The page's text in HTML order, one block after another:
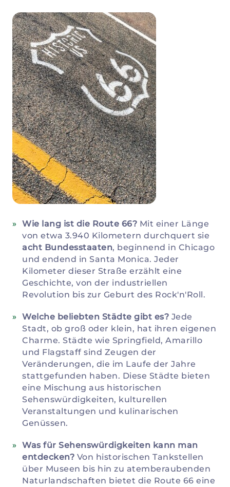
Wie lang ist die Route 66? Mit einer Länge
von etwa 3.940 Kilometern durchquert sie
acht Bundesstaaten, beginnend in Chicago
und endend in Santa Monica. Jeder
Kilometer dieser Straße erzählt eine
Geschichte, von der industriellen
Revolution bis zur Geburt des Rock'n'Roll.
Welche beliebten Städte gibt es? Jede
Stadt, ob groß oder klein, hat ihren eigenen
Charme. Städte wie Springfield, Amarillo
und Flagstaff sind Zeugen der
Veränderungen, die im Laufe der Jahre
stattgefunden haben. Diese Städte bieten
eine Mischung aus historischen
Sehenswürdigkeiten, kulturellen
Veranstaltungen und kulinarischen
Genüssen.
Was für Sehenswürdigkeiten kann man
entdecken? Von historischen Tankstellen
über Museen bis hin zu atemberaubenden
Naturlandschaften bietet die Route 66 eine